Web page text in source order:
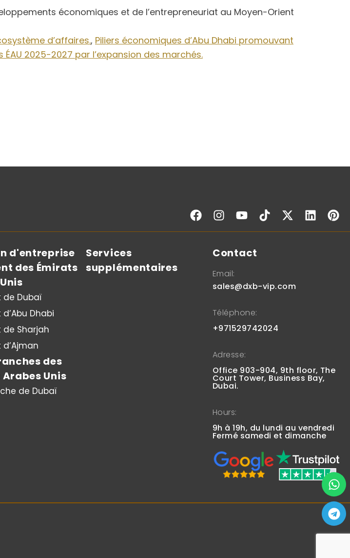
économiques et de l’entrepreneuriat au Moyen-Orient
d’affaires., Piliers économiques d’Abu Dhabi promouvant
2025-2027 par l’expansion des marchés.
d'entreprise
des Émirats
de Dubaï
Dhabi
Sharjah
des
Unis
de Dubaï
Services
supplémentaires
Contact
Email:
sales@dxb-vip.com
Téléphone:
+971529742024
Adresse:
Office 903-904, 9th floor, The
Court Tower, Business Bay,
Dubai.
Hours:
9h à 19h, du lundi au vendredi
Fermé samedi et dimanche